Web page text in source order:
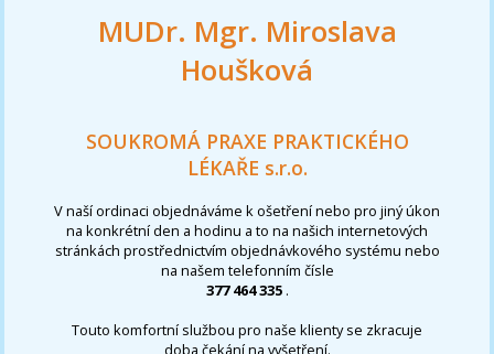
MUDr. Mgr. Miroslava
Houšková
SOUKROMÁ PRAXE PRAKTICKÉHO
LÉKAŘE s.r.o.
V naší ordinaci objednáváme k ošetření nebo pro jiný úkon
na konkrétní den a hodinu a to na našich internetových
stránkách prostřednictvím objednávkového systému nebo
na našem telefonním čísle
377 464 335 .
Touto komfortní službou pro naše klienty se zkracuje
doba čekání na vyšetření.